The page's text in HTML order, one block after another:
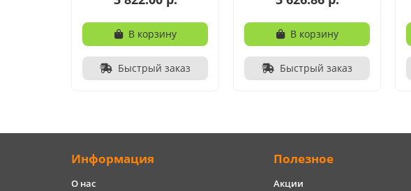
В корзину
Быстрый заказ
В корзину
Быстрый заказ
Информация
О нас
Полезное
Акции